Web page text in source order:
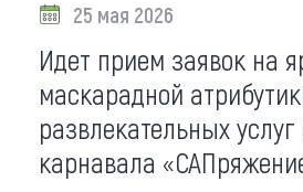
25 мая 2026
Идет прием заявок на
маскарадной
развлекательных
карнавала